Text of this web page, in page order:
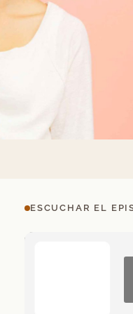
ESCUCHAR EL